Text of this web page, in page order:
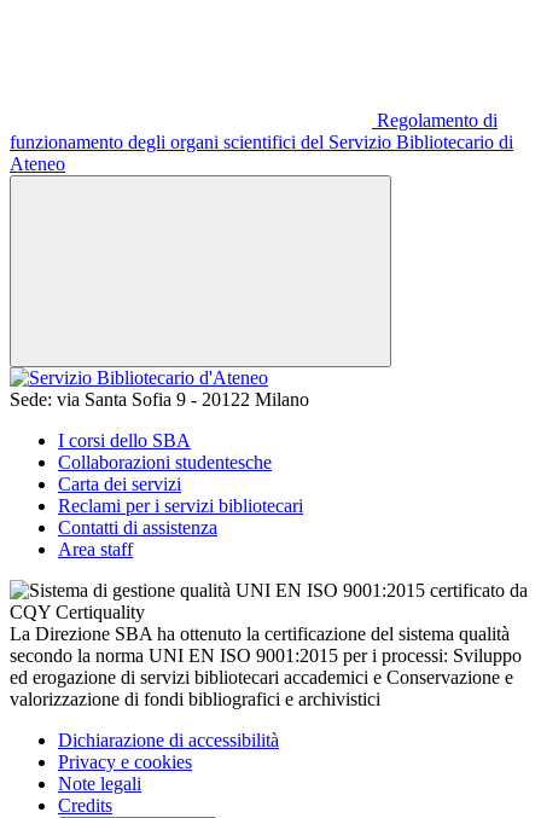
Regolamento di
funzionamento degli organi scientifici del Servizio Bibliotecario di
Ateneo
Sede: via Santa Sofia 9 - 20122 Milano
I corsi dello SBA
Collaborazioni studentesche
Carta dei servizi
Reclami per i servizi bibliotecari
Contatti di assistenza
Area staff
La Direzione SBA ha ottenuto la certificazione del sistema qualità
secondo la norma UNI EN ISO 9001:2015 per i processi: Sviluppo
ed erogazione di servizi bibliotecari accademici e Conservazione e
valorizzazione di fondi bibliografici e archivistici
Dichiarazione di accessibilità
Privacy e cookies
Note legali
Credits